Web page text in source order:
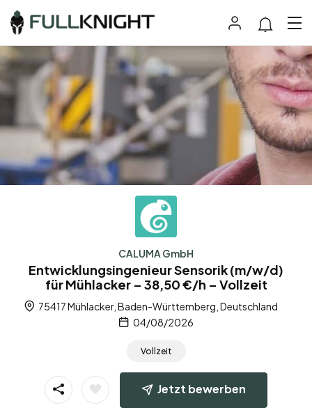
CALUMA GmbH
Entwicklungsingenieur Sensorik (m/w/d)
für Mühlacker – 38,50 €/h – Vollzeit
75417 Mühlacker, Baden-Württemberg, Deutschland
04/08/2026
Vollzeit
Jetzt bewerben